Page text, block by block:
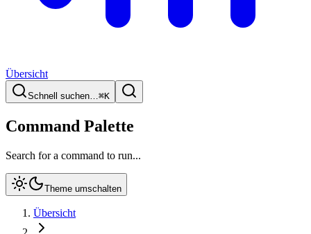
Übersicht
Schnell suchen…⌘K
Command Palette
Search for a command to run...
Theme umschalten
Übersicht